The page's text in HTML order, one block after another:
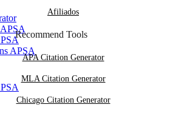
APSA
Afiliados
Recommend Tools
APA Citation Generator
MLA Citation Generator
Chicago Citation Generator